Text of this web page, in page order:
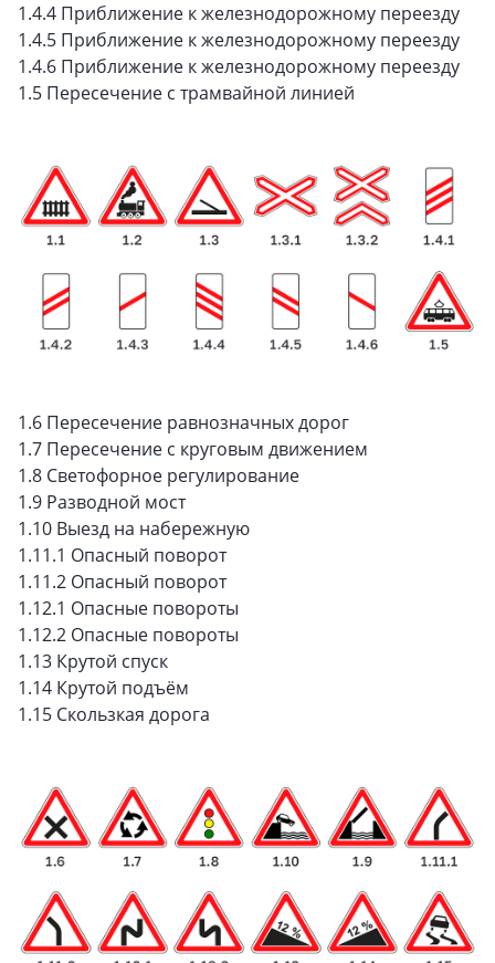
1.4.4 Приближение к железнодорожному переезду
1.4.5 Приближение к железнодорожному переезду
1.4.6 Приближение к железнодорожному переезду
1.5 Пересечение с трамвайной линией
1.6 Пересечение равнозначных дорог
1.7 Пересечение с круговым движением
1.8 Светофорное регулирование
1.9 Разводной мост
1.10 Выезд на набережную
1.11.1 Опасный поворот
1.11.2 Опасный поворот
1.12.1 Опасные повороты
1.12.2 Опасные повороты
1.13 Крутой спуск
1.14 Крутой подъём
1.15 Скользкая дорога